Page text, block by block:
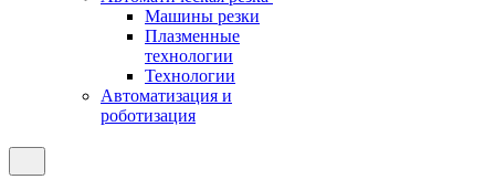
Машины резки
Плазменные
технологии
Технологии
Автоматизация и
роботизация